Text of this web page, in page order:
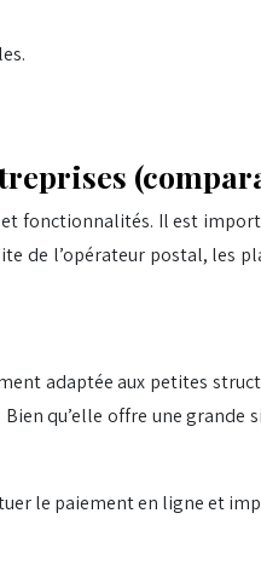
fonctionnalités. Il est
de l’opérateur postal, les
adaptée aux petites
qu’elle offre une
le paiement en ligne et